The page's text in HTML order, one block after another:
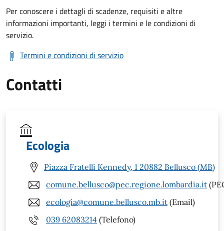
Per conoscere i dettagli di scadenze, requisiti e altre
informazioni importanti, leggi i termini e le condizioni di
servizio.
Termini e condizioni di servizio
Contatti
Ecologia
Piazza Fratelli Kennedy, 1 20882 Bellusco (MB)
comune.bellusco@pec.regione.lombardia.it
ecologia@comune.bellusco.mb.it (Email)
039 62083214 (Telefono)